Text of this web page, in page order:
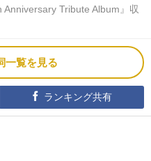
Anniversary Tribute Album』収
一覧を見る
ランキング共有